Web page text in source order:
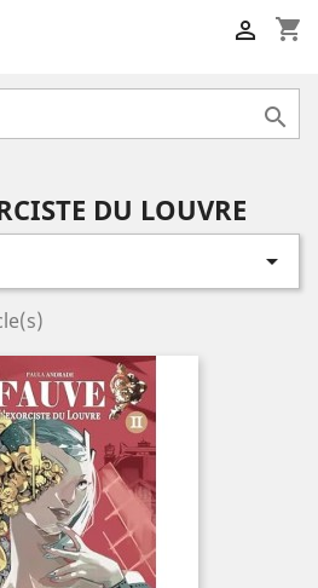
shopping_cart


DU LOUVRE
